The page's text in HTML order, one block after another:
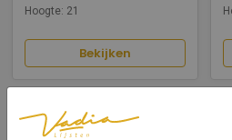
Hoogte: 21
Bekijken